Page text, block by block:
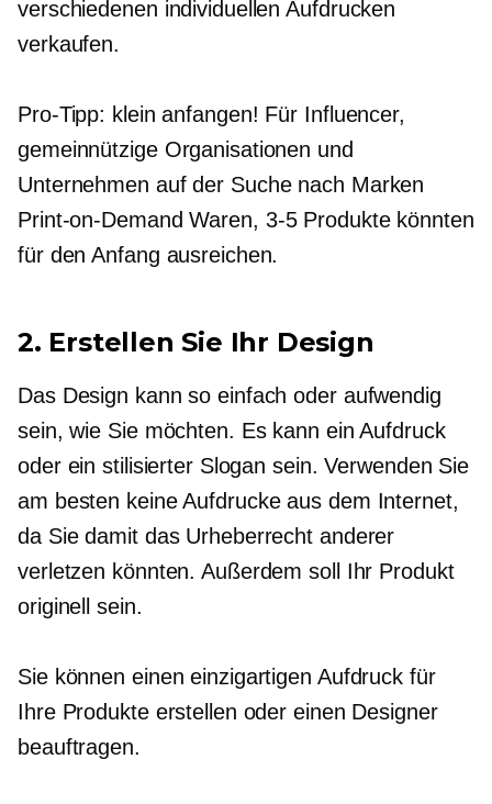
verschiedenen individuellen Aufdrucken
verkaufen.
Pro-Tipp: klein anfangen! Für Influencer,
gemeinnützige Organisationen und
Unternehmen auf der Suche nach Marken
Print-on-Demand Waren, 3-5Produkte könnten
für den Anfang ausreichen.
2. Erstellen Sie Ihr Design
Das Design kann so einfach oder aufwendig
sein, wie Sie möchten. Es kann ein Aufdruck
oder ein stilisierter Slogan sein. Verwenden Sie
am besten keine Aufdrucke aus dem Internet,
da Sie damit das Urheberrecht anderer
verletzen könnten. Außerdem soll Ihr Produkt
originell sein.
Sie können einen einzigartigen Aufdruck für
Ihre Produkte erstellen oder einen Designer
beauftragen.